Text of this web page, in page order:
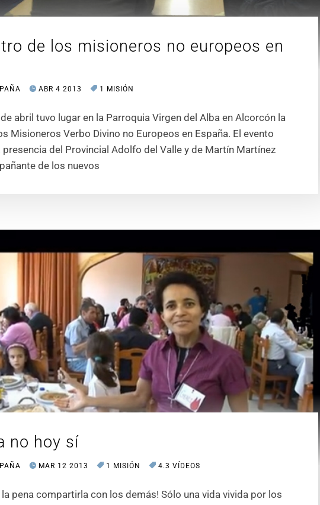
de los misioneros no europeos en
ABR 4 2013 1 MISIÓN
abril tuvo lugar en la Parroquia Virgen del Alba en Alcorcón la
Misioneros Verbo Divino no Europeos en España. El evento
del Provincial Adolfo del Valle y de Martín Martínez
de los nuevos
no hoy sí
MAR 12 2013 1 MISIÓN 4.3 VÍDEOS
la pena compartirla con los demás! Sólo una vida vivida por los